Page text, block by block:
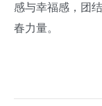
感与幸福感，团
春力量。